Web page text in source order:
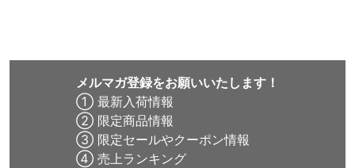
メルマガ登録をお願いいたします！
① 最新入荷情報
② 限定商品情報
③ 限定セールやクーポン情報
④ 売上ランキング